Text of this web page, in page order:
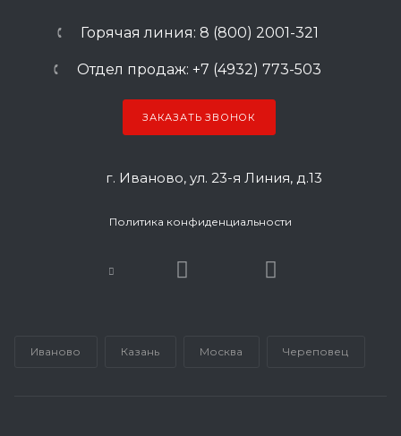
Горячая линия: 8 (800) 2001-321
Отдел продаж: +7 (4932) 773-503
ЗАКАЗАТЬ ЗВОНОК
г. Иваново, ул. 23-я Линия, д.13
Политика конфиденциальности
Иваново Казань Москва Череповец